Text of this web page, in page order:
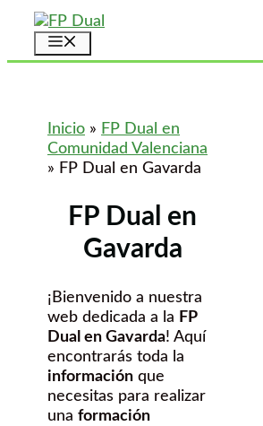
Saltar
contenido
Inicio » FP Dual en
Comunidad Valenciana
» FP Dual en Gavarda
FP Dual en
Gavarda
¡Bienvenido a nuestra
web dedicada a la FP
Dual en Gavarda! Aquí
encontrarás toda la
información que
necesitas para realizar
una formación